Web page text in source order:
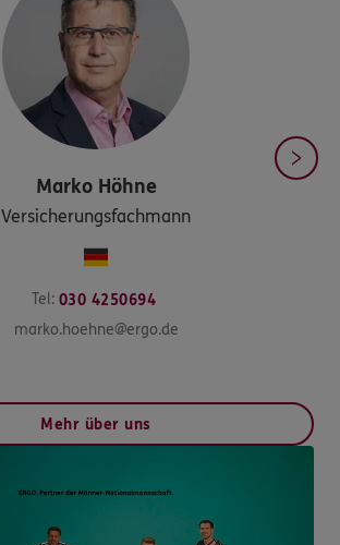
Marko Höhne
Versicherungsfachmann
Tel: 030 4250694
marko.hoehne@ergo.de
Mehr über uns